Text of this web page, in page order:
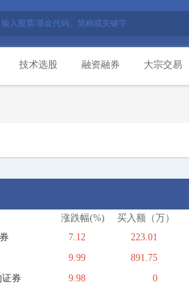
技术选股 融资融券 大宗交易
涨跌幅(%) 买入额（万）
7.12 223.01
9.99 891.75
券 9.98 0